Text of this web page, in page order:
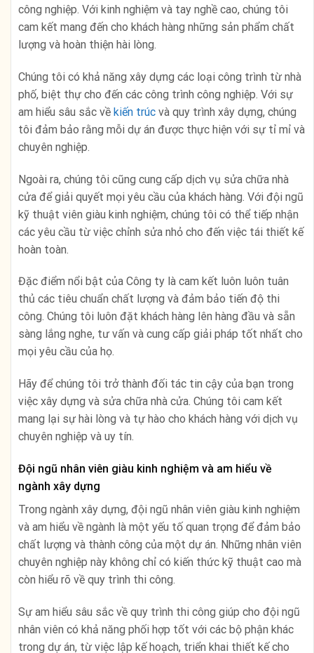
công nghiệp. Với kinh nghiệm và tay nghề cao, chúng tôi
cam kết mang đến cho khách hàng những sản phẩm chất
lượng và hoàn thiện hài lòng.
Chúng tôi có khả năng xây dựng các loại công trình từ nhà
phố, biệt thự cho đến các công trình công nghiệp. Với sự
am hiểu sâu sắc về kiến trúc và quy trình xây dựng, chúng
tôi đảm bảo rằng mỗi dự án được thực hiện với sự tỉ mỉ và
chuyên nghiệp.
Ngoài ra, chúng tôi cũng cung cấp dịch vụ sửa chữa nhà
cửa để giải quyết mọi yêu cầu của khách hàng. Với đội ngũ
kỹ thuật viên giàu kinh nghiệm, chúng tôi có thể tiếp nhận
các yêu cầu từ việc chỉnh sửa nhỏ cho đến việc tái thiết kế
hoàn toàn.
Đặc điểm nổi bật của Công ty là cam kết luôn luôn tuân
thủ các tiêu chuẩn chất lượng và đảm bảo tiến độ thi
công. Chúng tôi luôn đặt khách hàng lên hàng đầu và sẵn
sàng lắng nghe, tư vấn và cung cấp giải pháp tốt nhất cho
mọi yêu cầu của họ.
Hãy để chúng tôi trở thành đối tác tin cậy của bạn trong
việc xây dựng và sửa chữa nhà cửa. Chúng tôi cam kết
mang lại sự hài lòng và tự hào cho khách hàng với dịch vụ
chuyên nghiệp và uy tín.
Đội ngũ nhân viên giàu kinh nghiệm và am hiểu về
ngành xây dựng
Trong ngành xây dựng, đội ngũ nhân viên giàu kinh nghiệm
và am hiểu về ngành là một yếu tố quan trọng để đảm bảo
chất lượng và thành công của một dự án. Những nhân viên
chuyên nghiệp này không chỉ có kiến thức kỹ thuật cao mà
còn hiểu rõ về quy trình thi công.
Sự am hiểu sâu sắc về quy trình thi công giúp cho đội ngũ
nhân viên có khả năng phối hợp tốt với các bộ phận khác
trong dự án, từ việc lập kế hoạch, triển khai thiết kế cho